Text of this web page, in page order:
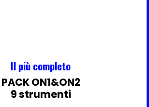
Il più completo
PACK ON1&ON2
9 strumenti